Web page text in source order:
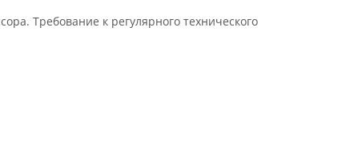
Требование к регулярного технического